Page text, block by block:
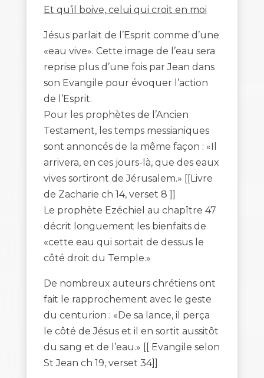
Et qu’il boive, celui qui croit en moi
Jésus parlait de l’Esprit comme d’une
«eau vive». Cette image de l’eau sera
reprise plus d’une fois par Jean dans
son Evangile pour évoquer l’action
de l’Esprit.
Pour les prophètes de l’Ancien
Testament, les temps messianiques
sont annoncés de la même façon : «Il
arrivera, en ces jours-là, que des eaux
vives sortiront de Jérusalem.» [[Livre
de Zacharie ch 14, verset 8 ]]
Le prophète Ezéchiel au chapître 47
décrit longuement les bienfaits de
«cette eau qui sortait de dessus le
côté droit du Temple.»
De nombreux auteurs chrétiens ont
fait le rapprochement avec le geste
du centurion : «De sa lance, il perça
le côté de Jésus et il en sortit aussitôt
du sang et de l’eau.» [[ Evangile selon
St Jean ch 19, verset 34]]